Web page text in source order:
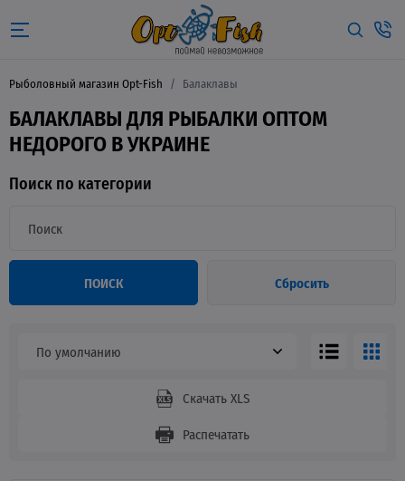
Рыболовный магазин Opt-Fish Балаклавы
БАЛАКЛАВЫ ДЛЯ РЫБАЛКИ ОПТОМ
НЕДОРОГО В УКРАИНЕ
Поиск по категории
ПОИСК Сбросить
По умолчанию
Скачать XLS
Распечатать